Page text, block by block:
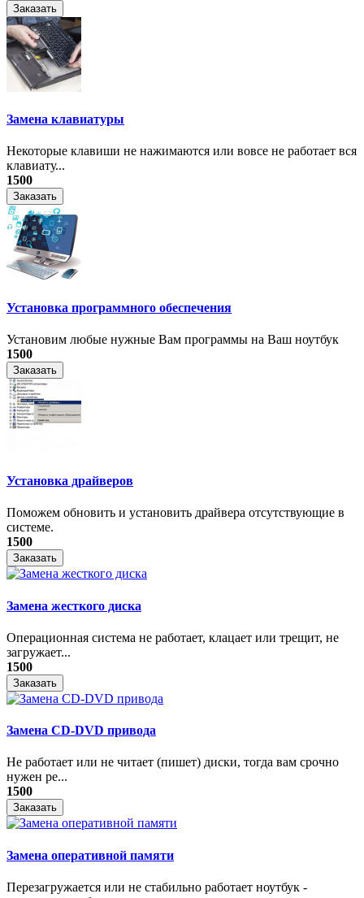
Заказать
Замена клавиатуры
Некоторые клавиши не нажимаются или вовсе не работает вся
клавиату...
1500
Заказать
Установка программного обеспечения
Установим любые нужные Вам программы на Ваш ноутбук
1500
Заказать
Установка драйверов
Поможем обновить и установить драйвера отсутствующие в
системе.
1500
Заказать
Замена жесткого диска
Операционная система не работает, клацает или трещит, не
загружает...
1500
Заказать
Замена CD-DVD привода
Не работает или не читает (пишет) диски, тогда вам срочно
нужен ре...
1500
Заказать
Замена оперативной памяти
Перезагружается или не стабильно работает ноутбук -